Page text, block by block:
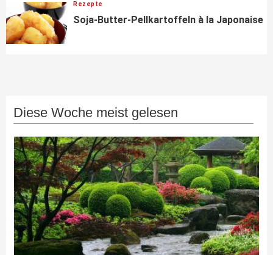
Rezepte
Soja-Butter-Pellkartoffeln à la Japonaise
Diese Woche meist gelesen